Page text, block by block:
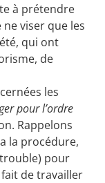
à prétendre
viser que les
qui ont
de
les
pour l’ordre
Rappelons
la procédure,
pour
fait de travailler